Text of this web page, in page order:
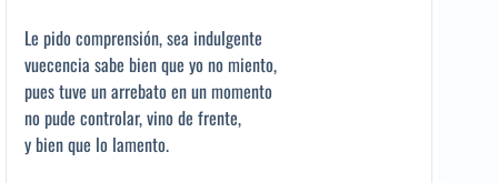
Le pido comprensión, sea indulgente
vuecencia sabe bien que yo no miento,
pues tuve un arrebato en un momento
no pude controlar, vino de frente,
y bien que lo lamento.